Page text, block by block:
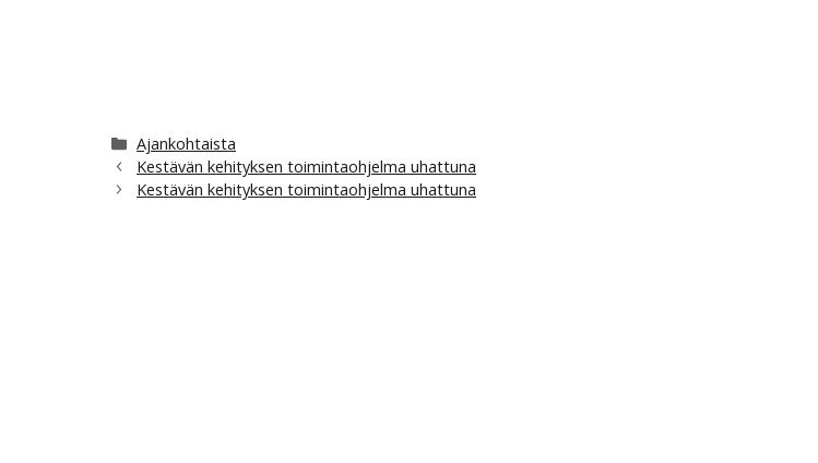
Kategoriat
Ajankohtaista
Kestävän kehityksen toimintaohjelma uhattuna
Kestävän kehityksen toimintaohjelma uhattuna